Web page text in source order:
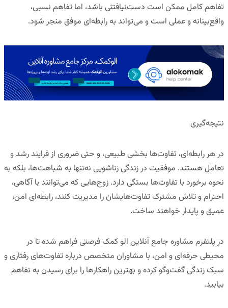
تفاهم کامل ممکن است دست‌نیافتنی باشد، اما تفاهم نسبی،
واقع‌بینانه و عملی است و می‌تواند به رابطه‌ای موفق منجر شود.
نتیجه‌گیری
در هر رابطه‌ای، تفاوت‌ها بخشی طبیعی، و حتی ضروری از فرایند رشد و
تعامل هستند. موفقیت در زندگی زناشویی نه‌تنها به شباهت‌ها، بلکه به
نحوه برخورد با تفاوت‌ها بستگی دارد. زوج‌هایی که می‌توانند با آگاهی،
احترام و تلاش مشترک تفاوت‌هایشان را مدیریت کنند، رابطه‌ای امن،
عمیق و پایدار خواهند ساخت.
درپلتفرم مشاوره جامع آنلاین الو کمکفرصتی فراهم شده تا در
محیطی حرفه‌ای و امن، با مشاوران متخصص درباره تفاوت‌های رفتاری و
سبک زندگی گفت‌وگو کرده و بهترین راهکارها را برای رسیدن به تفاهم
بیابید.